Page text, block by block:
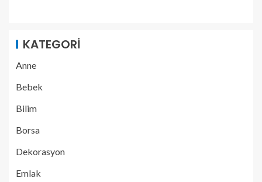
KATEGORI
Anne
Bebek
Bilim
Borsa
Dekorasyon
Emlak